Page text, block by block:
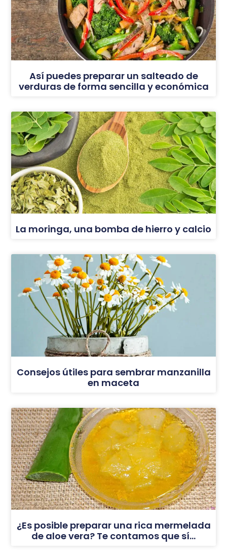
Así puedes preparar un salteado de
verduras de forma sencilla y económica
La moringa, una bomba de hierro y calcio
Consejos útiles para sembrar manzanilla
en maceta
¿Es posible preparar una rica mermelada
de aloe vera? Te contamos que sí…